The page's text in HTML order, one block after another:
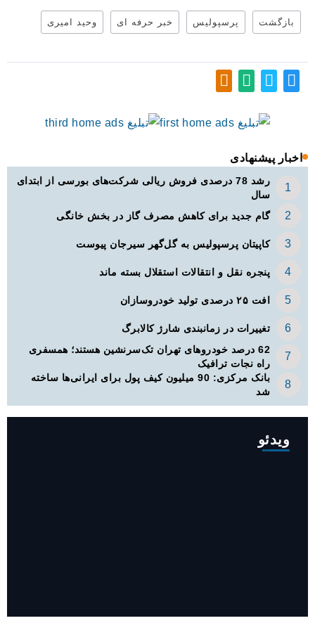
بازگشت پرسپولیس خبر حرفه ای وحید امیری
اخبار پیشنهادی
رشد 78 درصدی فروش ریالی شرکت‌های بورسی از ابتدای
سال
گام جدید برای کاهش مصرف گاز در بخش خانگی
کاپیتان پرسپولیس به گل‌گهر سیرجان پیوست
پنجره‌ نقل و انتقالات استقلال بسته ماند
افت ۲۵ درصدی تولید خودروسازان
تغییرات در زمانبندی‌ شارژ کالابرگ
62 درصد خودروهای تهران تک‌سرنشین‌ هستند؛ همسفری
راه نجات ترافیک
بانک مرکزی: 90 میلیون کیف پول برای ایرانی‌ها ساخته
شد
ویدئو